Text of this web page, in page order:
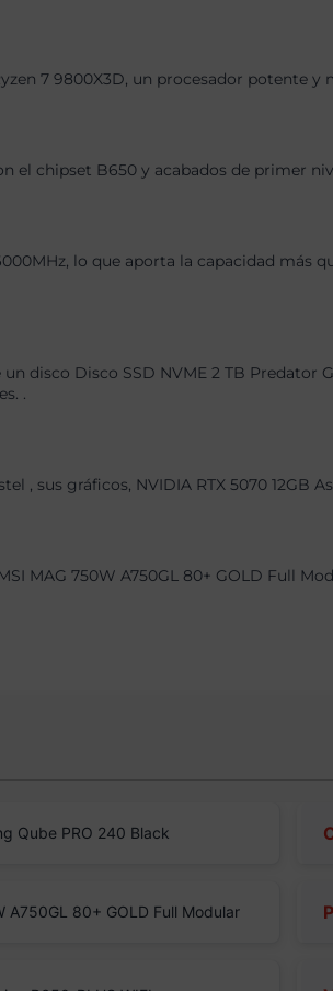
7 9800X3D, un procesador potente
el chipset B650 y acabados de primer
lo que aporta la capacidad
un disco Disco SSD NVME 2 TB Predator
.
, sus gráficos, NVIDIA RTX 5070 12GB
MAG 750W A750GL 80+ GOLD Full
Qube PRO 240 Black
A750GL 80+ GOLD Full Modular